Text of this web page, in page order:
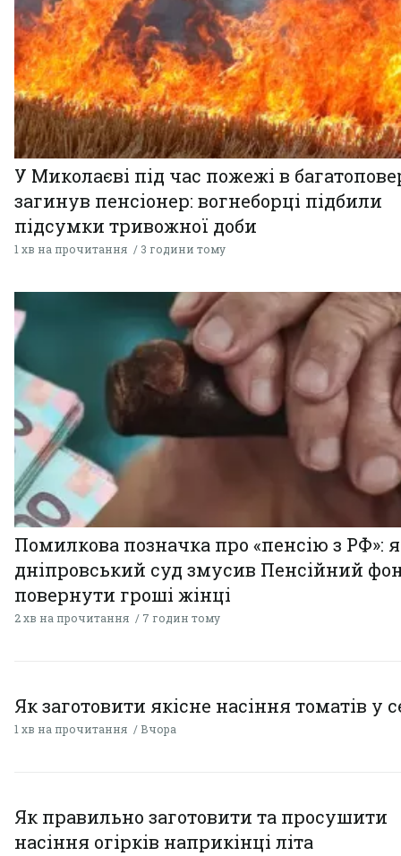
У Миколаєві під час пожежі в
загинув пенсіонер: вогнеборці підбили
підсумки тривожної доби
1 хв на прочитання 3 години тому
Помилкова позначка про «пенсію з РФ»:
дніпровський суд змусив Пенсійний
повернути гроші жінці
2 хв на прочитання 7 годин тому
Як заготовити якісне насіння томатів у
1 хв на прочитання Вчора
Як правильно заготовити та просушити
насіння огірків наприкінці літа